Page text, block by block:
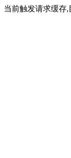
当前触发请求缓存